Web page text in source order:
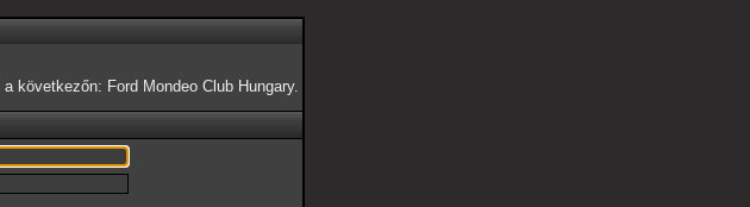
a következőn: Ford Mondeo Club Hungary.